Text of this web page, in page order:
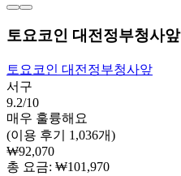
토요코인 대전정부청사앞
토요코인 대전정부청사앞
서구
9.2/10
매우 훌륭해요
(이용 후기 1,036개)
₩92,070
총 요금: ₩101,970